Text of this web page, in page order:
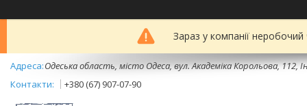
Зараз у компанії
Одеська область, місто Одеса, вул. Академіка Корольова, 112,
+380 (67) 907-07-90